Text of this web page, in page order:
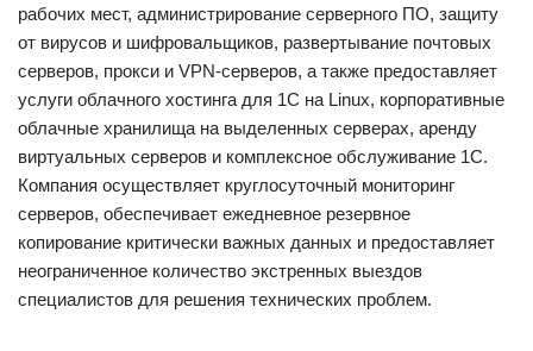
рабочих мест, администрирование серверного ПО, защиту
от вирусов и шифровальщиков, развертывание почтовых
серверов, прокси и VPN-серверов, а также предоставляет
услуги облачного хостинга для 1С на Linux, корпоративные
облачные хранилища на выделенных серверах, аренду
виртуальных серверов и комплексное обслуживание 1С.
Компания осуществляет круглосуточный мониторинг
серверов, обеспечивает ежедневное резервное
копирование критически важных данных и предоставляет
неограниченное количество экстренных выездов
специалистов для решения технических проблем.